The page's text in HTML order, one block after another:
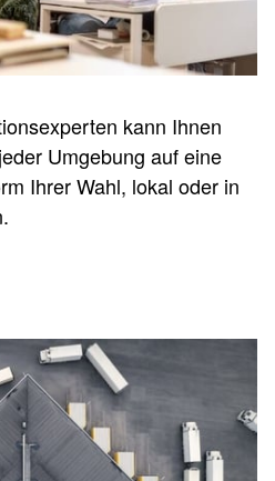
kann Ihnen
Umgebung auf eine
Ihrer Wahl, lokal oder in